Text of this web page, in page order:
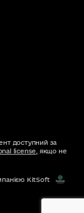
доступний за
license , якщо не
KitSoft